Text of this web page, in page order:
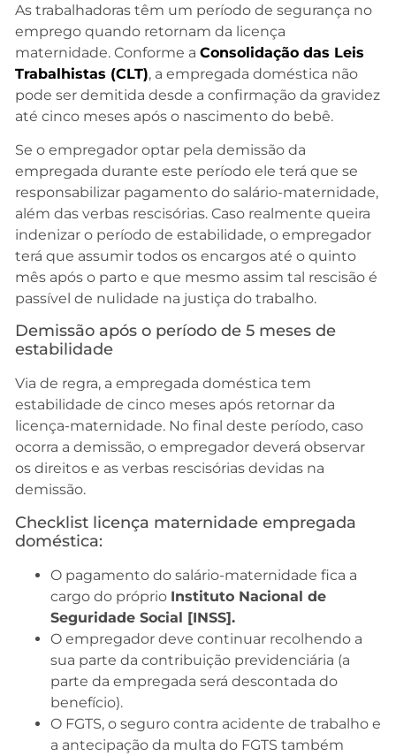
As trabalhadoras têm um período de segurança no
emprego quando retornam da licença
maternidade. Conforme a Consolidação das Leis
Trabalhistas (CLT), a empregada doméstica não
pode ser demitida desde a confirmação da gravidez
até cinco meses após o nascimento do bebê.
Se o empregador optar pela demissão da
empregada durante este período ele terá que se
responsabilizar pagamento do salário-maternidade,
além das verbas rescisórias. Caso realmente queira
indenizar o período de estabilidade, o empregador
terá que assumir todos os encargos até o quinto
mês após o parto e que mesmo assim tal rescisão é
passível de nulidade na justiça do trabalho.
Demissão após o período de 5 meses de
estabilidade
Via de regra, a empregada doméstica tem
estabilidade de cinco meses após retornar da
licença-maternidade. No final deste período, caso
ocorra a demissão, o empregador deverá observar
os direitos e as verbas rescisórias devidas na
demissão.
Checklist licença maternidade empregada
doméstica:
O pagamento do salário-maternidade fica a
cargo do próprio Instituto Nacional de
Seguridade Social [INSS].
O empregador deve continuar recolhendo a
sua parte da contribuição previdenciária (a
parte da empregada será descontada do
benefício).
O FGTS, o seguro contra acidente de trabalho e
a antecipação da multa do FGTS também